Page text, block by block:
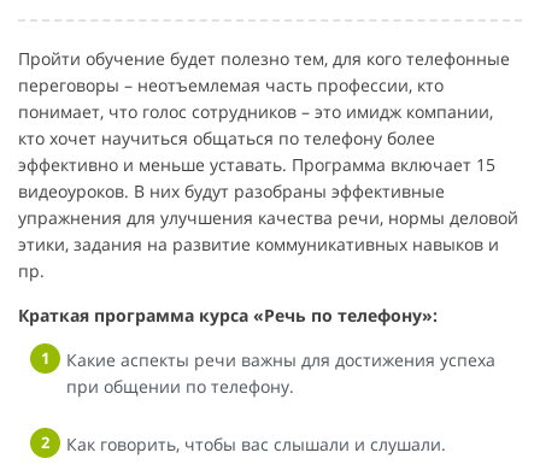
Пройти обучение будет полезно тем, для кого телефонные
переговоры – неотъемлемая часть профессии, кто
понимает, что голос сотрудников – это имидж компании,
кто хочет научиться общаться по телефону более
эффективно и меньше уставать. Программа включает 15
видеоуроков. В них будут разобраны эффективные
упражнения для улучшения качества речи, нормы деловой
этики, задания на развитие коммуникативных навыков и
пр.
Краткая программа курса «Речь по телефону»:
Какие аспекты речи важны для достижения успеха
при общении по телефону.
Как говорить, чтобы вас слышали и слушали.